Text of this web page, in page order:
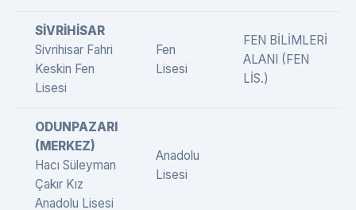
SİVRİHİSAR
Sivrihisar Fahri
Keskin Fen
Lisesi
Fen
Lisesi
FEN BİLİMLERİ
ALANI (FEN
LİS.)
ODUNPAZARI
(MERKEZ)
Hacı Süleyman
Çakır Kız
Anadolu Lisesi
Anadolu
Lisesi